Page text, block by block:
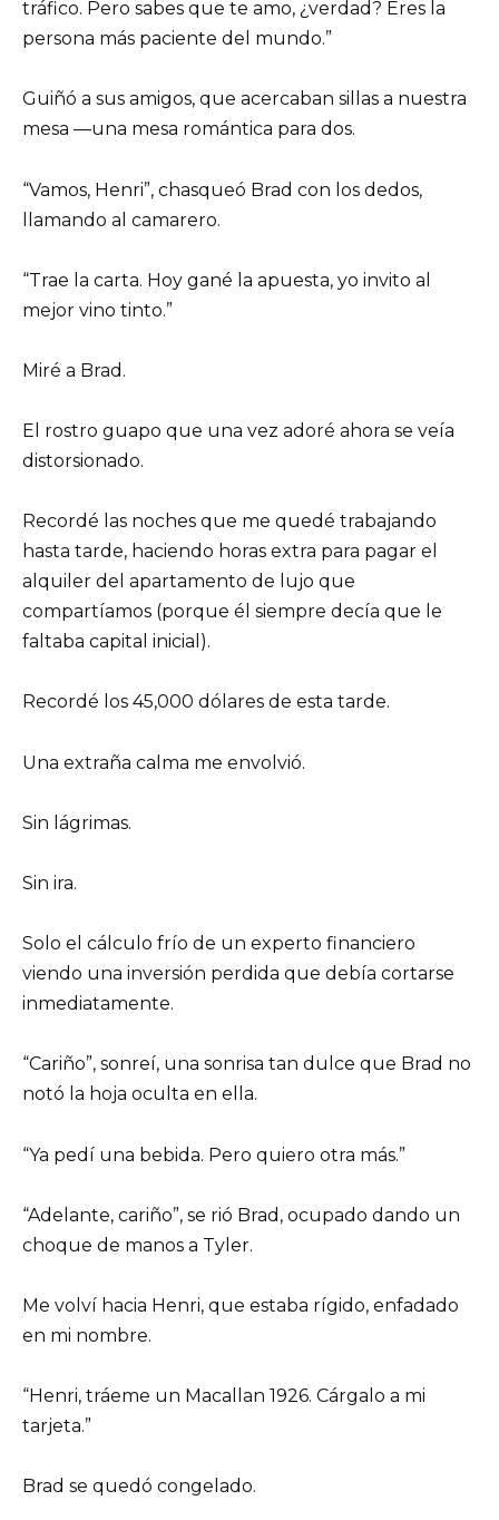
tráfico. Pero sabes que te amo, ¿verdad? Eres la
persona más paciente del mundo.”
Guiñó a sus amigos, que acercaban sillas a nuestra
mesa —una mesa romántica para dos.
“Vamos, Henri”, chasqueó Brad con los dedos,
llamando al camarero.
“Trae la carta. Hoy gané la apuesta, yo invito al
mejor vino tinto.”
Miré a Brad.
El rostro guapo que una vez adoré ahora se veía
distorsionado.
Recordé las noches que me quedé trabajando
hasta tarde, haciendo horas extra para pagar el
alquiler del apartamento de lujo que
compartíamos (porque él siempre decía que le
faltaba capital inicial).
Recordé los 45,000 dólares de esta tarde.
Una extraña calma me envolvió.
Sin lágrimas.
Sin ira.
Solo el cálculo frío de un experto financiero
viendo una inversión perdida que debía cortarse
inmediatamente.
“Cariño”, sonreí, una sonrisa tan dulce que Brad no
notó la hoja oculta en ella.
“Ya pedí una bebida. Pero quiero otra más.”
“Adelante, cariño”, se rió Brad, ocupado dando un
choque de manos a Tyler.
Me volví hacia Henri, que estaba rígido, enfadado
en mi nombre.
“Henri, tráeme un Macallan 1926. Cárgalo a mi
tarjeta.”
Brad se quedó congelado.